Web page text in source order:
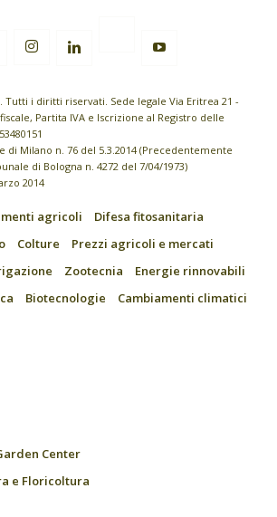
Tutti i diritti riservati. Sede legale Via Eritrea 21 -
Partita IVA e Iscrizione al Registro delle
di Milano n. 76 del 5.3.2014 (Precedentemente
di Bologna n. 4272 del 7/04/1973)
2014
agricoli
Difesa fitosanitaria
Colture
Prezzi agricoli e mercati
Zootecnia
Energie rinnovabili
Biotecnologie
Cambiamenti climatici
Center
e Floricoltura